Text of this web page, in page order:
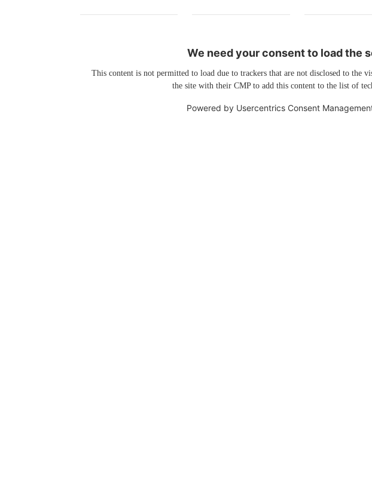
We need your consent to load the
This content is not permitted to load due to trackers that are not disclosed to the
the site with their CMP to add this content to the list of
Powered by Usercentrics Consent